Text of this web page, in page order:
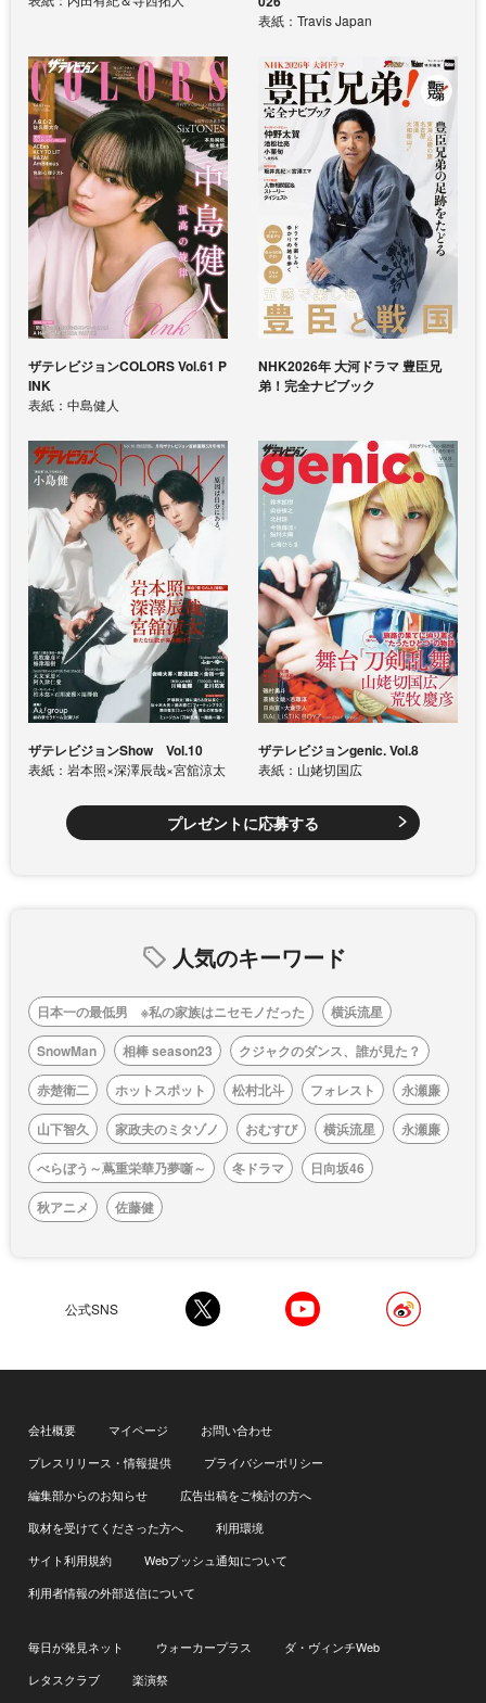
表紙：Travis Japan
ザテレビジョンCOLORS Vol.61 P
INK
表紙：中島健人
NHK2026年 大河ドラマ 豊臣兄
弟！完全ナビブック
ザテレビジョンShow Vol.10
表紙：岩本照×深澤辰哉×宮舘涼太
ザテレビジョンgenic. Vol.8
表紙：山姥切国広
プレゼントに応募する
人気のキーワード
日本一の最低男 ※私の家族はニセモノだった
横浜流星
SnowMan
相棒 season23
クジャクのダンス、誰が見た？
赤楚衛二
ホットスポット 松村北斗 フォレスト
永瀬廉
山下智久
家政夫のミタゾノ おむすび 横浜流星
永瀬廉
べらぼう～蔦重栄華乃夢噺～
冬ドラマ
日向坂46
秋アニメ
佐藤健
公式SNS
会社概要 マイページ
お問い合わせ
プレスリリース・情報提供
プライバシーポリシー
編集部からのお知らせ
広告出稿をご検討の方へ
取材を受けてくださった方へ
利用環境
サイト利用規約
Webプッシュ通知について
利用者情報の外部送信について
毎日が発見ネット ウォーカープラス
ダ・ヴィンチWeb
レタスクラブ
楽演祭